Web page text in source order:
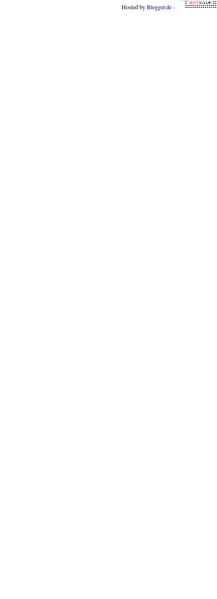
Hosted byBlogger.de-